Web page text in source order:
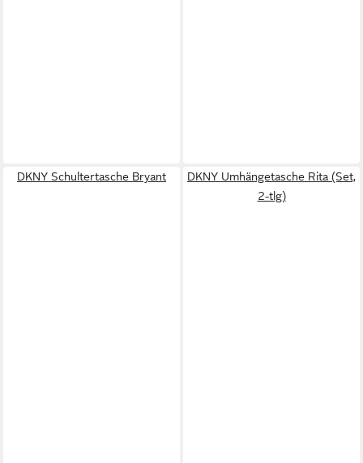
DKNY Schultertasche Bryant
DKNY Umhängetasche Rita (Set,
2-tlg)